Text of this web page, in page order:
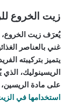
زيت الخروع
يُعرَف زيت الخروع،
غني بالعناصر
يتميز بتركيبته
الريسينوليك،
على مادة
استخدامها في